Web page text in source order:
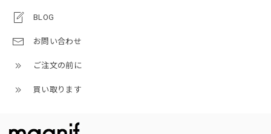
BLOG
お問い合わせ
ご注文の前に
買い取ります